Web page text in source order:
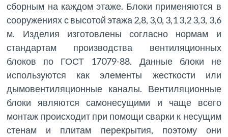
сборным на каждом этаже. Блоки применяются в
сооружениях с высотой этажа 2,8, 3,0, 3,1 3,2 3,3, 3,6
м. Изделия изготовлены согласно нормам и
стандартам производства вентиляционных
блоков по ГОСТ 17079-88. Данные блоки не
используются как элементы жесткости или
дымовентиляционные каналы. Вентиляционные
блоки являются самонесущими и чаще всего
монтаж происходит при помощи сварки к несущим
стенам и плитам перекрытия, поэтому они